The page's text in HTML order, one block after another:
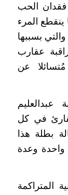
فقدان الحب
ينقطع المرء
بسببها
عقارب
عن
في كل
بطلة هذا
وعدة
المتراكمة